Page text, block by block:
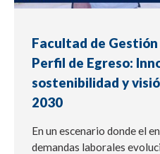
Facultad de
Perfil de Egreso:
sostenibilidad y
2030
En un escenario donde el
demandas laborales